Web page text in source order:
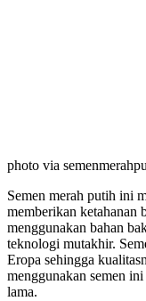
photo via
Semen merah putih ini
memberikan ketahanan
menggunakan bahan
teknologi mutakhir.
Eropa sehingga
menggunakan semen
lama.